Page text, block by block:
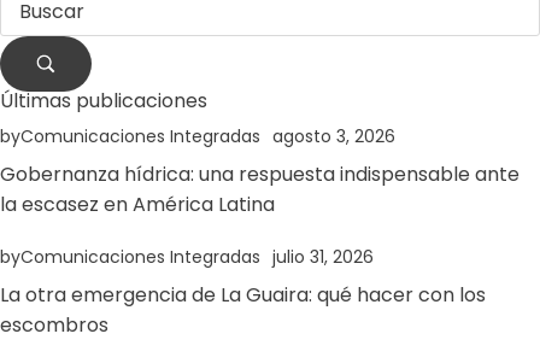
Últimas publicaciones
byComunicaciones Integradas agosto 3, 2026
Gobernanza hídrica: una respuesta indispensable ante
la escasez en América Latina
byComunicaciones Integradas julio 31, 2026
La otra emergencia de La Guaira: qué hacer con los
escombros